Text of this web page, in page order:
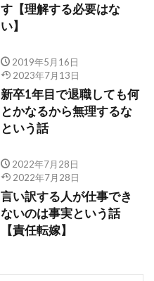
す【理解する必要はな
い】
2019年5月16日
2023年7月13日
新卒1年目で退職しても何
とかなるから無理するな
という話
2022年7月28日
2022年7月28日
言い訳する人が仕事でき
ないのは事実という話
【責任転嫁】